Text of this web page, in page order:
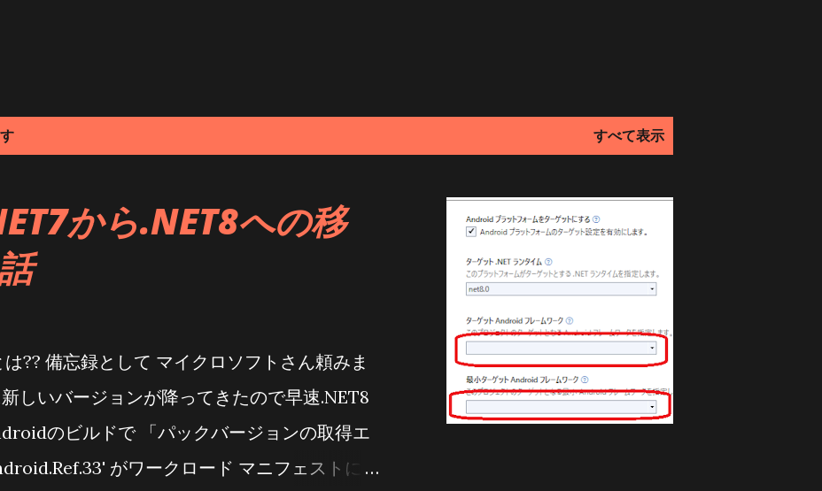
すべて表示
から.NET8への移
?? 備忘録として マイクロソフトさん頼みま
しいバージョンが降ってきたので早速.NET8
のビルドで 「パックバージョンの取得エ
がワークロード マニフェストに